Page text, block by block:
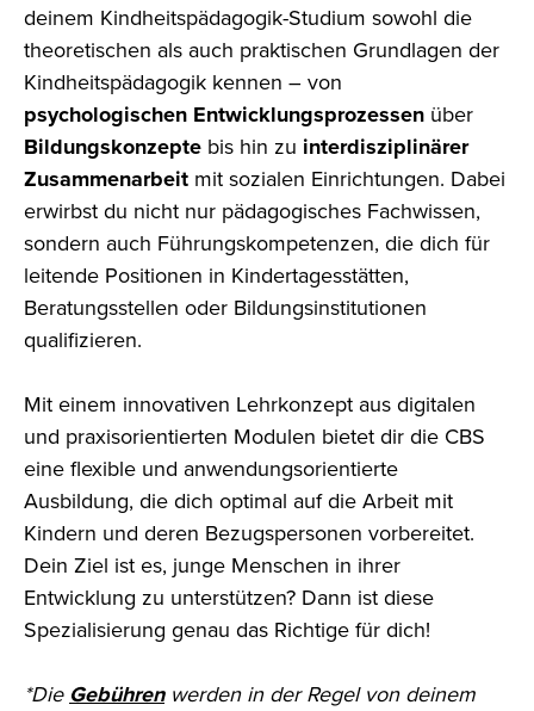
deinem Kindheitspädagogik-Studium sowohl die
theoretischen als auch praktischen Grundlagen der
Kindheitspädagogik kennen – von
psychologischen Entwicklungsprozessen über
Bildungskonzepte bis hin zu interdisziplinärer
Zusammenarbeit mit sozialen Einrichtungen. Dabei
erwirbst du nicht nur pädagogisches Fachwissen,
sondern auch Führungskompetenzen, die dich für
leitende Positionen in Kindertagesstätten,
Beratungsstellen oder Bildungsinstitutionen
qualifizieren.
Mit einem innovativen Lehrkonzept aus digitalen
und praxisorientierten Modulen bietet dir die CBS
eine flexible und anwendungsorientierte
Ausbildung, die dich optimal auf die Arbeit mit
Kindern und deren Bezugspersonen vorbereitet.
Dein Ziel ist es, junge Menschen in ihrer
Entwicklung zu unterstützen? Dann ist diese
Spezialisierung genau das Richtige für dich!
*Die Gebührenwerden in der Regel von deinem